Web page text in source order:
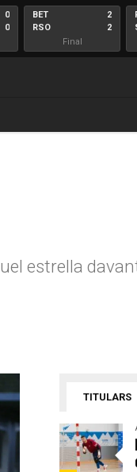
0
0
BET
RSO
2
2
Final
estrella
TITULARS